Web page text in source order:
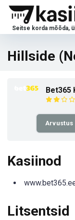
Hillside
Bet365
Arvustus
Kasiinod
Litsentsid